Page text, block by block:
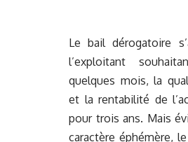
Le bail dérogatoire
l’exploitant
quelques mois, la
et la rentabilité de
pour trois ans. Mais
caractère éphémère,